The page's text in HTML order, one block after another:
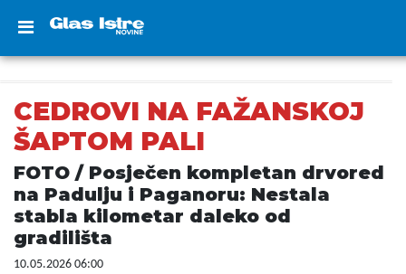
CEDROVI NA FAŽANSKOJ
ŠAPTOM PALI
FOTO / Posječen kompletan drvored
na Padulju i Paganoru: Nestala
stabla kilometar daleko od
gradilišta
10.05.2026 06:00